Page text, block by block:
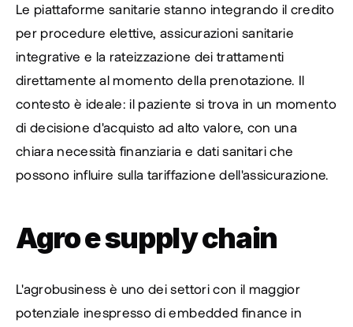
Le piattaforme sanitarie stanno integrando il credito
per procedure elettive, assicurazioni sanitarie
integrative e la rateizzazione dei trattamenti
direttamente al momento della prenotazione. Il
contesto è ideale: il paziente si trova in un momento
di decisione d'acquisto ad alto valore, con una
chiara necessità finanziaria e dati sanitari che
possono influire sulla tariffazione dell'assicurazione.
Agro e supply chain
L'agrobusiness è uno dei settori con il maggior
potenziale inespresso di embedded finance in